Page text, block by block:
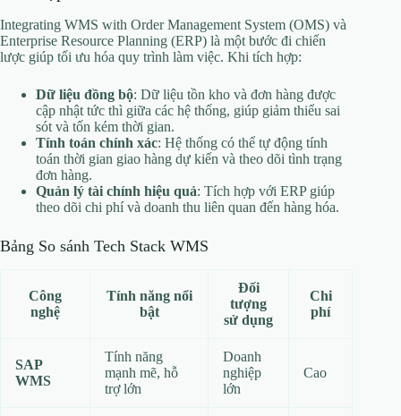
Integrating WMS with Order Management System (OMS) và
Enterprise Resource Planning (ERP) là một bước đi chiến
lược giúp tối ưu hóa quy trình làm việc. Khi tích hợp:
Dữ liệu đồng bộ: Dữ liệu tồn kho và đơn hàng được
cập nhật tức thì giữa các hệ thống, giúp giảm thiểu sai
sót và tốn kém thời gian.
Tính toán chính xác: Hệ thống có thể tự động tính
toán thời gian giao hàng dự kiến và theo dõi tình trạng
đơn hàng.
Quản lý tài chính hiệu quả: Tích hợp với ERP giúp
theo dõi chi phí và doanh thu liên quan đến hàng hóa.
Bảng So sánh Tech Stack WMS
Công
nghệ
Tính năng nổi
bật
Đối
tượng
sử dụng
Chi
phí
SAP
WMS
Tính năng
mạnh mẽ, hỗ
trợ lớn
Doanh
nghiệp
lớn
Cao